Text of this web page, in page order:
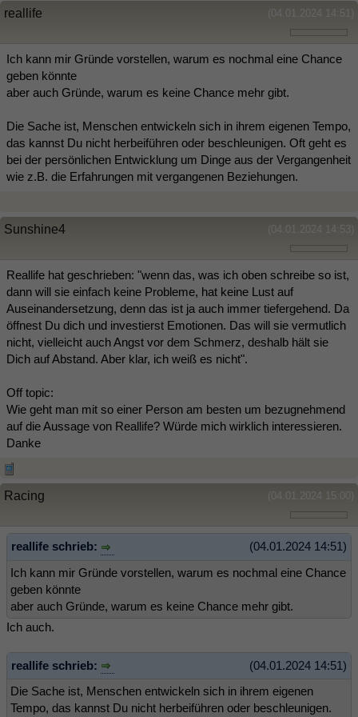
(04.01.2024 14:51)
reallife
Ich kann mir Gründe vorstellen, warum es nochmal eine Chance
geben könnte
aber auch Gründe, warum es keine Chance mehr gibt.
Die Sache ist, Menschen entwickeln sich in ihrem eigenen Tempo,
das kannst Du nicht herbeiführen oder beschleunigen. Oft geht es
bei der persönlichen Entwicklung um Dinge aus der Vergangenheit
wie z.B. die Erfahrungen mit vergangenen Beziehungen.
(04.01.2024 14:53)
Sunshine4
Reallife hat geschrieben: "wenn das, was ich oben schreibe so ist,
dann will sie einfach keine Probleme, hat keine Lust auf
Auseinandersetzung, denn das ist ja auch immer tiefergehend. Da
öffnest Du dich und investierst Emotionen. Das will sie vermutlich
nicht, vielleicht auch Angst vor dem Schmerz, deshalb hält sie
Dich auf Abstand. Aber klar, ich weiß es nicht".
Off topic:
Wie geht man mit so einer Person am besten um bezugnehmend
auf die Aussage von Reallife? Würde mich wirklich interessieren.
Danke
(04.01.2024 15:00)
Racing
(04.01.2024 14:51)
reallife schrieb:
Ich kann mir Gründe vorstellen, warum es nochmal eine Chance
geben könnte
aber auch Gründe, warum es keine Chance mehr gibt.
Ich auch.
(04.01.2024 14:51)
reallife schrieb:
Die Sache ist, Menschen entwickeln sich in ihrem eigenen
Tempo, das kannst Du nicht herbeiführen oder beschleunigen.